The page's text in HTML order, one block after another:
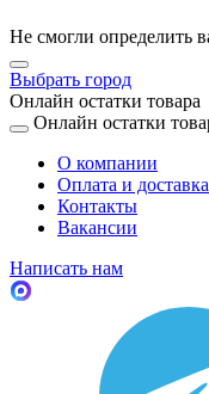
Не смогли определить
Выбрать город
Онлайн остатки товара
Онлайн остатки
О компании
Оплата и доставка
Контакты
Вакансии
Написать нам